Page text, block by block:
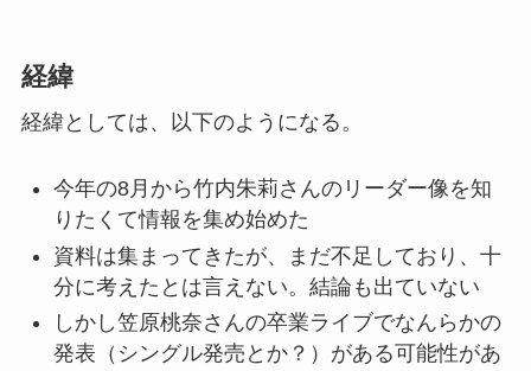
経緯
経緯としては、以下のようになる。
今年の8月から竹内朱莉さんのリーダー像を知
りたくて情報を集め始めた
資料は集まってきたが、まだ不足しており、十
分に考えたとは言えない。結論も出ていない
しかし笠原桃奈さんの卒業ライブでなんらかの
発表（シングル発売とか？）がある可能性があ